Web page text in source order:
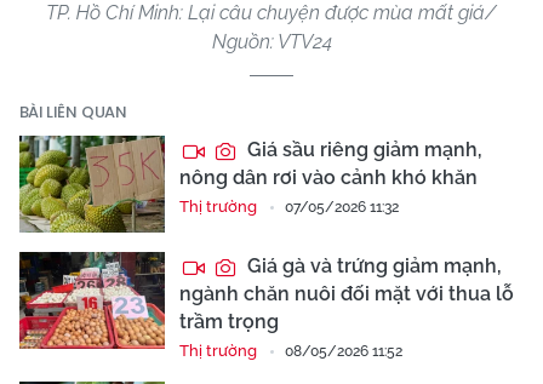
TP. Hồ Chí Minh: Lại câu chuyện được mùa mất giá/
Nguồn: VTV24
BÀI LIÊN QUAN
Giá sầu riêng giảm mạnh,
nông dân rơi vào cảnh khó khăn
Thị trường 07/05/2026 11:32
Giá gà và trứng giảm mạnh,
ngành chăn nuôi đối mặt với thua lỗ
trầm trọng
Thị trường 08/05/2026 11:52